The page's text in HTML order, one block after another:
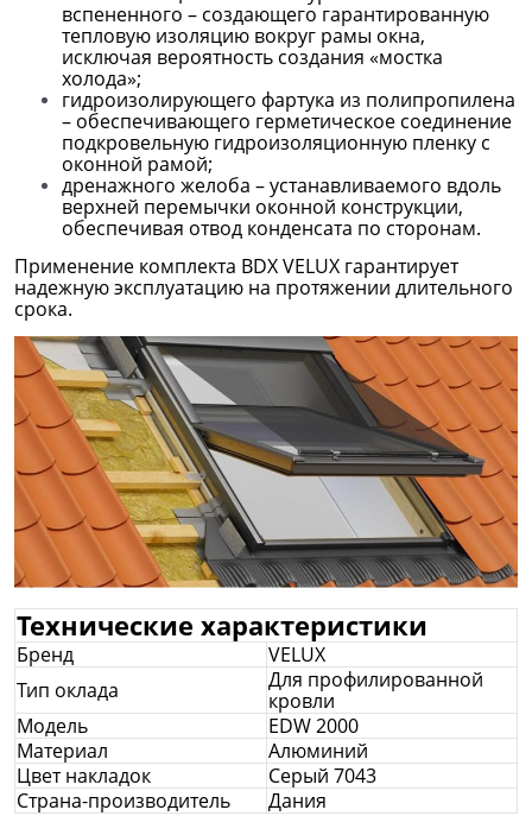
вспененного – создающего гарантированную
тепловую изоляцию вокруг рамы окна,
исключая вероятность создания «мостка
холода»;
гидроизолирующего фартука из полипропилена
– обеспечивающего герметическое соединение
подкровельную гидроизоляционную пленку с
оконной рамой;
дренажного желоба – устанавливаемого вдоль
верхней перемычки оконной конструкции,
обеспечивая отвод конденсата по сторонам.
Применение комплекта BDX VELUX гарантирует
надежную эксплуатацию на протяжении длительного
срока.
Технические характеристики
Бренд
VELUX
Тип оклада
Для профилированной
кровли
Модель
EDW 2000
Материал
Алюминий
Цвет накладок
Серый 7043
Страна-производитель
Дания